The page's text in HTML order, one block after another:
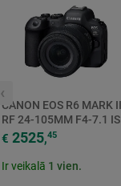
‹
CANON EOS R6 MARK
RF 24-105MM F4-7.1 IS
STM
€ 2525,45
Ir veikalā 1 vien.